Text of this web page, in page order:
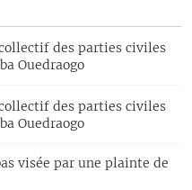
des parties civiles
Ouedraogo
des parties civiles
Ouedraogo
visée par une plainte de